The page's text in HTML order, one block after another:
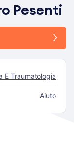
Pesenti
E Traumatologia
Aiuto